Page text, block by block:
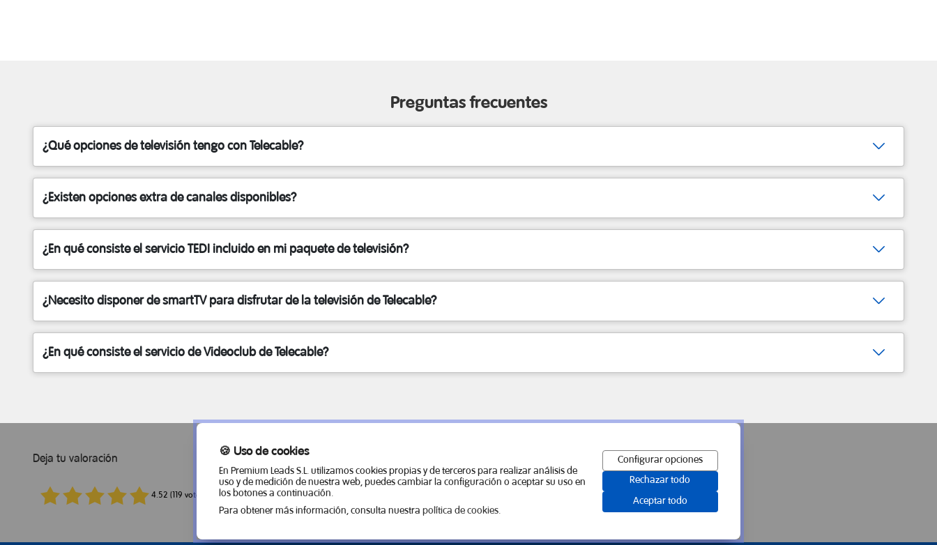
Preguntas frecuentes
¿Qué opciones de televisión tengo con Telecable?
¿Existen opciones extra de canales disponibles?
¿En qué consiste el servicio TEDI incluido en mi paquete de televisión?
¿Necesito disponer de smartTV para disfrutar de la televisión de Telecable?
¿En qué consiste el servicio de Videoclub de Telecable?
Deja tu valoración
4.52 (119 votos)
🍪 Uso de cookies
En Premium Leads S.L. utilizamos cookies propias y de terceros para realizar análisis de
uso y de medición de nuestra web, puedes cambiar la configuración o aceptar su uso en
los botones a continuación.
Para obtener más información, consulta nuestra política de cookies.
Configurar opciones
Rechazar todo
Aceptar todo